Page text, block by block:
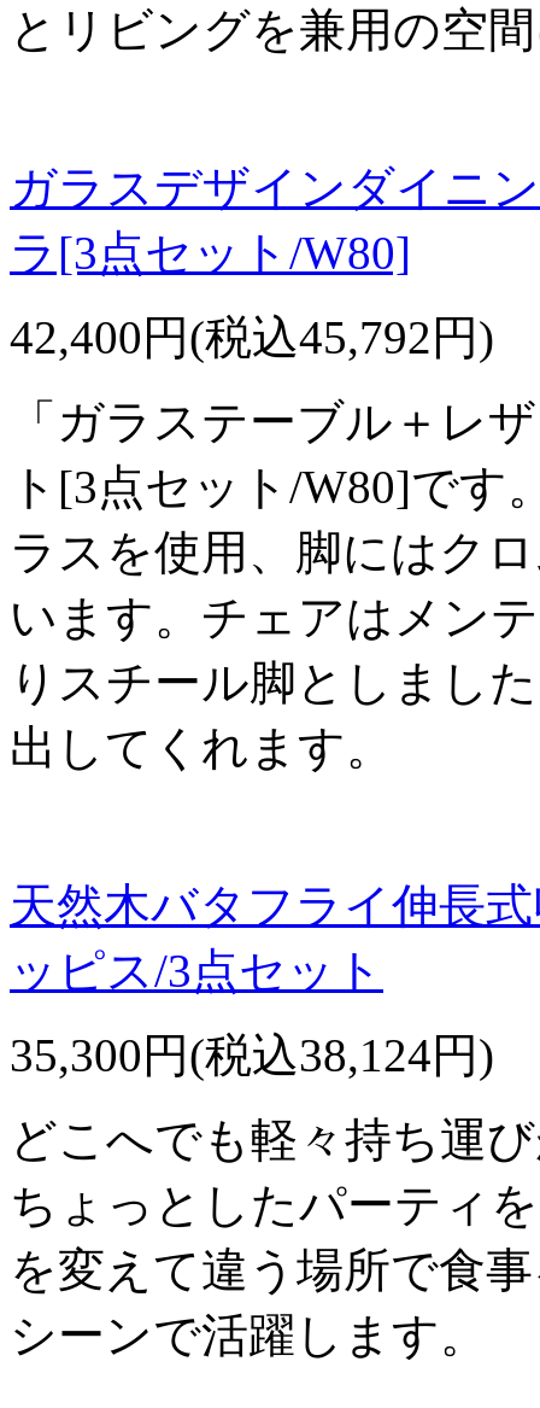
とリビングを兼用の空
ガラスデザインダイニ
ラ[3点セット/W80]
42,400円(税込45,792円)
「ガラステーブル＋レ
ト[3点セット/W80]です
ラスを使用、脚にはク
います。チェアはメン
りスチール脚としまし
出してくれます。
天然木バタフライ伸長
ッピス/3点セット
35,300円(税込38,124円)
どこへでも軽々持ち運
ちょっとしたパーティ
を変えて違う場所で食
シーンで活躍します。